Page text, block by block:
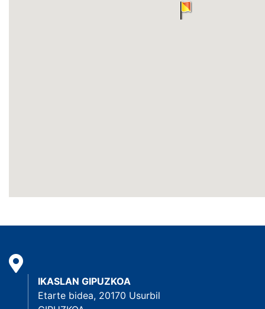
IKASLAN GIPUZKOA
Etarte bidea, 20170 Usurbil